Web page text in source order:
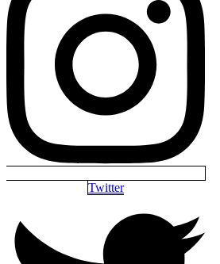
Twitter